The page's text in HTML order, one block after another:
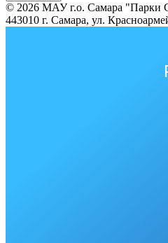
© 2026 МАУ г.о. Самара "Парки
443010 г. Самара, ул.